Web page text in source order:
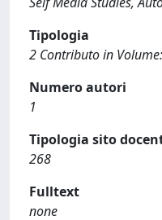
Tipologia
2 Contributo in
Numero autori
1
Tipologia sito
268
Fulltext
none